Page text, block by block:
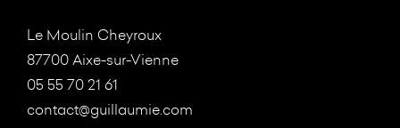
Le Moulin Cheyroux
87700 Aixe-sur-Vienne
05 55 70 21 61
contact@guillaumie.com